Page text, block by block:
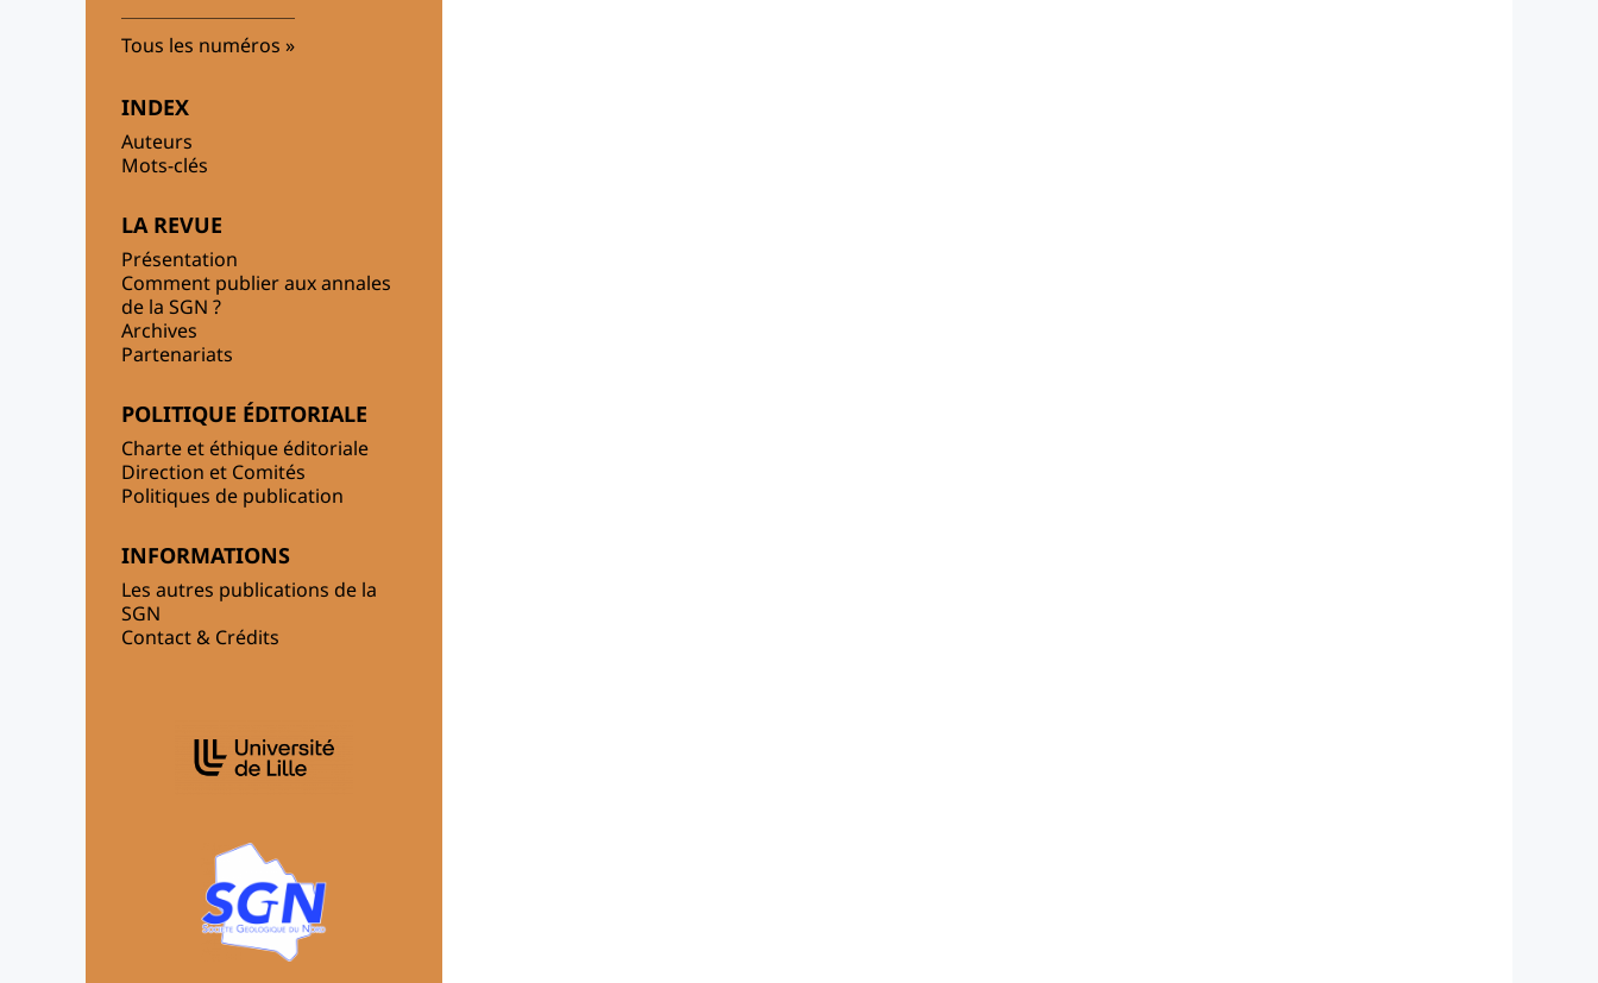
Tous les numéros
INDEX
Auteurs
Mots-clés
LA REVUE
Présentation
Comment publier aux annales
de la SGN ?
Archives
Partenariats
POLITIQUE ÉDITORIALE
Charte et éthique éditoriale
Direction et Comités
Politiques de publication
INFORMATIONS
Les autres publications de la
SGN
Contact & Crédits